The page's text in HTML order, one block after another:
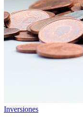
Inversiones